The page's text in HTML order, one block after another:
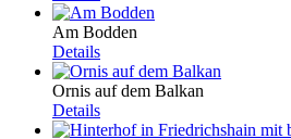
Am Bodden
Details
Ornis auf dem Balkan
Details